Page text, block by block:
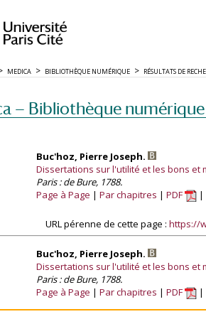
MEDICA BIBLIOTHÈQUE NUMÉRIQUE RÉSULTATS DE
— Bibliothèque numérique
Buc'hoz, Pierre Joseph.
Dissertations sur l'utilité et les bons et
Paris : de Bure, 1788.
Page à Page
Par chapitres PDF
URL pérenne de cette page : https://
Buc'hoz, Pierre Joseph.
Dissertations sur l'utilité et les bons et
Paris : de Bure, 1788.
Page à Page
Par chapitres PDF